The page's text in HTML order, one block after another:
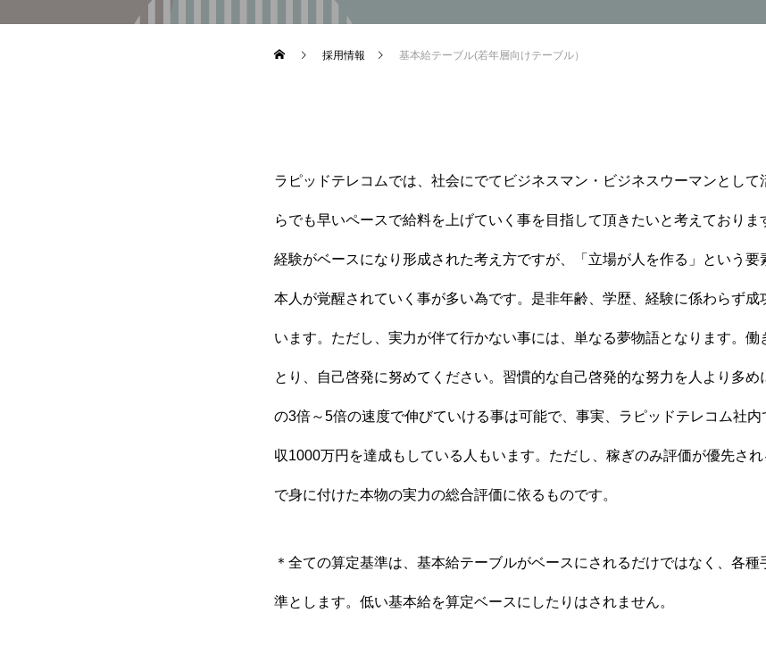
採用情報 基本給テーブル(若年層向けテーブル）
ラピッドテレコムでは、社会にでてビジネスマン・ビジネスウーマンとし
らでも早いペースで給料を上げていく事を目指して頂きたいと考えておりま
経験がベースになり形成された考え方ですが、「立場が人を作る」という要
本人が覚醒されていく事が多い為です。是非年齢、学歴、経験に係わらず成
います。ただし、実力が伴て行かない事には、単なる夢物語となります。働
とり、自己啓発に努めてください。習慣的な自己啓発的な努力を人より多め
の3倍～5倍の速度で伸びていける事は可能で、事実、ラピッドテレコム社
収1000万円を達成もしている人もいます。ただし、稼ぎのみ評価が優先さ
で身に付けた本物の実力の総合評価に依るものです。
＊全ての算定基準は、基本給テーブルがベースにされるだけではなく、各
準とします。低い基本給を算定ベースにしたりはされません。